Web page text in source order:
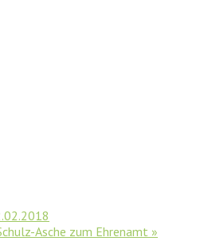
Asche zum Ehrenamt »